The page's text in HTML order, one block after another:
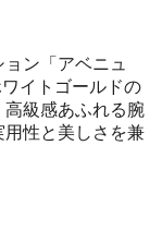
ン「アベニュ
イトゴールドの
級感あふれる腕
性と美しさを兼